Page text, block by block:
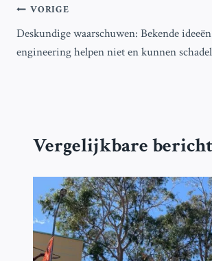
Bericht
navigatie
VORIGE
Deskundige waarschuwen: Bekende
engineering helpen niet en kunnen
Vergelijkbare